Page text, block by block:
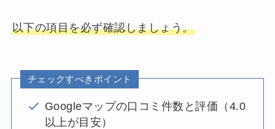
以下の項目を必ず確認しましょう。
チェックすべきポイント
Googleマップの口コミ件数と評価（4.0
以上が目安）